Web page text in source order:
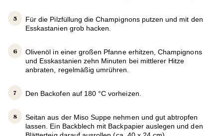
Für die Pilzfüllung die Champignons putzen und mit den
Esskastanien grob hacken.
Olivenöl in einer großen Pfanne erhitzen, Champignons
und Esskastanien zehn Minuten bei mittlerer Hitze
anbraten, regelmäßig umrühren.
Den Backofen auf 180 °C vorheizen.
Seitan aus der Miso Suppe nehmen und gut abtropfen
lassen. Ein Backblech mit Backpapier auslegen und den